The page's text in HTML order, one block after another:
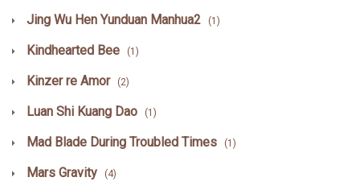
Jing Wu Hen Yunduan Manhua2 (1)
Kindhearted Bee (1)
Kinzer re Amor (2)
Luan Shi Kuang Dao (1)
Mad Blade During Troubled Times (1)
Mars Gravity (4)